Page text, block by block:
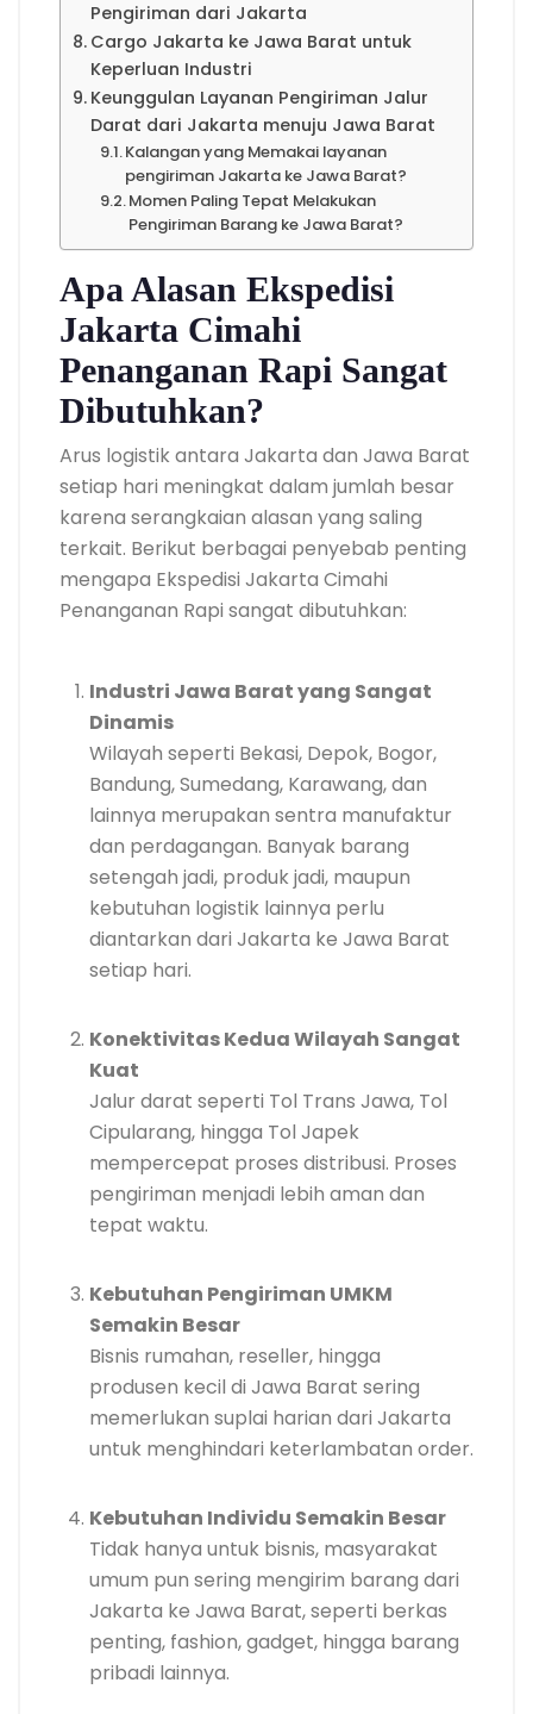
Pengiriman dari Jakarta
Cargo Jakarta ke Jawa Barat untuk
Keperluan Industri
Keunggulan Layanan Pengiriman Jalur
Darat dari Jakarta menuju Jawa Barat
Kalangan yang Memakai layanan
pengiriman Jakarta ke Jawa Barat?
Momen Paling Tepat Melakukan
Pengiriman Barang ke Jawa Barat?
Apa Alasan Ekspedisi
Jakarta Cimahi
Penanganan Rapi Sangat
Dibutuhkan?
Arus logistik antara Jakarta dan Jawa Barat
setiap hari meningkat dalam jumlah besar
karena serangkaian alasan yang saling
terkait. Berikut berbagai penyebab penting
mengapa Ekspedisi Jakarta Cimahi
Penanganan Rapi sangat dibutuhkan:
Industri Jawa Barat yang Sangat
Dinamis
Wilayah seperti Bekasi, Depok, Bogor,
Bandung, Sumedang, Karawang, dan
lainnya merupakan sentra manufaktur
dan perdagangan. Banyak barang
setengah jadi, produk jadi, maupun
kebutuhan logistik lainnya perlu
diantarkan dari Jakarta ke Jawa Barat
setiap hari.
Konektivitas Kedua Wilayah Sangat
Kuat
Jalur darat seperti Tol Trans Jawa, Tol
Cipularang, hingga Tol Japek
mempercepat proses distribusi. Proses
pengiriman menjadi lebih aman dan
tepat waktu.
Kebutuhan Pengiriman UMKM
Semakin Besar
Bisnis rumahan, reseller, hingga
produsen kecil di Jawa Barat sering
memerlukan suplai harian dari Jakarta
untuk menghindari keterlambatan order.
Kebutuhan Individu Semakin Besar
Tidak hanya untuk bisnis, masyarakat
umum pun sering mengirim barang dari
Jakarta ke Jawa Barat, seperti berkas
penting, fashion, gadget, hingga barang
pribadi lainnya.